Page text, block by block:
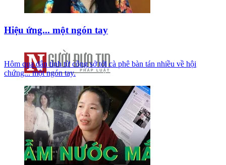
Hiệu ứng... một ngón tay
Hôm qua dân tình từ công sở tới cà phê bàn tán nhiều về hội
chứng... một ngón tay.